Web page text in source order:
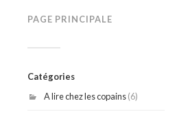
PAGE PRINCIPALE
Catégories
A lire chez les copains(6)